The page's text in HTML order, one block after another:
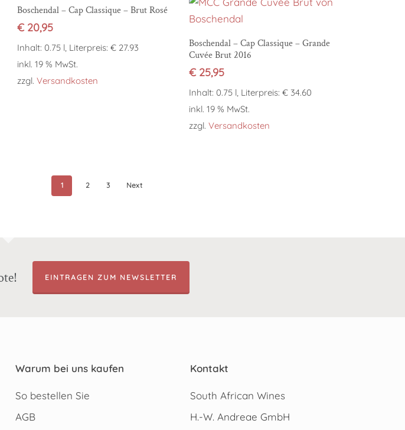
In den Warenkorb
Boschendal – Cap Classique – Brut Rosé
€20,95
Inhalt: 0.75 l, Literpreis: € 27.93
inkl. 19 % MwSt.
zzgl. Versandkosten
Weiterlesen
Boschendal – Cap Classique – Grande
Cuvée Brut 2016
€25,95
Inhalt: 0.75 l, Literpreis: € 34.60
inkl. 19 % MwSt.
zzgl.Versandkosten
1 2 3 Next
EINTRAGEN ZUM NEWSLETTER
Warum bei uns kaufen
So bestellen Sie
AGB
Kontakt
South African Wines
H.-W. Andreae GmbH